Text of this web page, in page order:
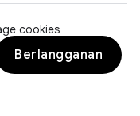
cookies
Berlangganan